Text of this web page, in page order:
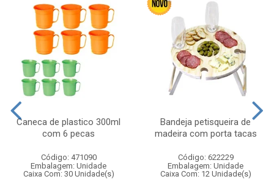
Caneca de plastico 300ml
com 6 pecas
Código: 471090
Embalagem: Unidade
Caixa Com: 30 Unidade(s)
Bandeja petisqueira de
madeira com porta tacas
Código: 622229
Embalagem: Unidade
Caixa Com: 12 Unidade(s)